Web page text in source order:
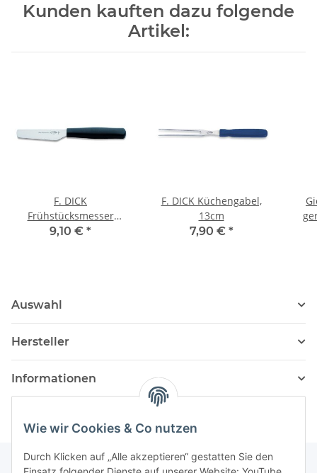
Wie wir Cookies & Co nutzen
Durch Klicken auf „Alle akzeptieren“ gestatten Sie den
Kunden kauften dazu folgende
Artikel:
F. DICK
Frühstücksmesser
ProDynamic, 11cm
9,10 € *
F. DICK Küchengabel,
13cm
7,90 € *
Auswahl
Hersteller
Informationen